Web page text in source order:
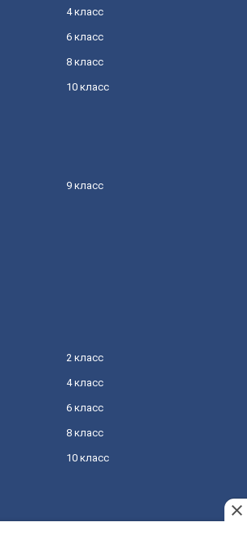
4 класс
6 класс
8 класс
10 класс
9 класс
2 класс
4 класс
6 класс
8 класс
10 класс